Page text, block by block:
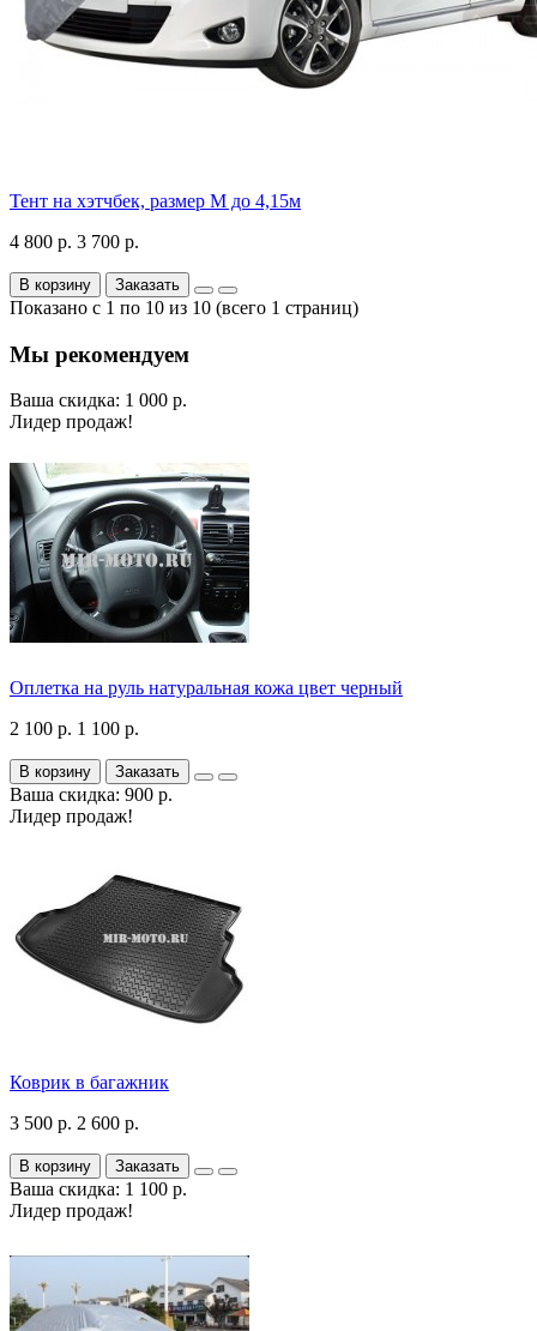
Тент на хэтчбек, размер М до 4,15м
4 800 р. 3 700 р.
В корзину Заказать
Показано с 1 по 10 из 10 (всего 1 страниц)
Мы рекомендуем
Ваша скидка: 1 000 р.
Лидер продаж!
Оплетка на руль натуральная кожа цвет черный
2 100 р. 1 100 р.
В корзину Заказать
Ваша скидка: 900 р.
Лидер продаж!
Коврик в багажник
3 500 р. 2 600 р.
В корзину Заказать
Ваша скидка: 1 100 р.
Лидер продаж!